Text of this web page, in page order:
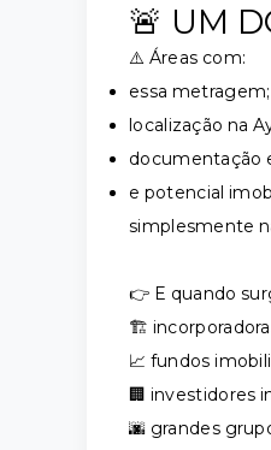
🚨 UM
⚠️ Áreas com:
essa metragem;
localização na
documentação
e potencial
simplesmente
👉 E quando
🏗️
📈 fundos
🏢 investidores
🌆 grandes